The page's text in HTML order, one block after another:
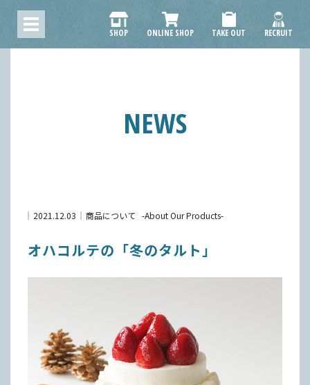
SHOP ONLINE SHOP TAKE OUT RECRUIT
NEWS
2021.12.03 商品について About Our Products
オハコルテの「冬のタルト」